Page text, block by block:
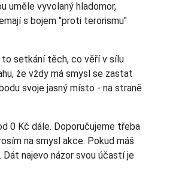
uměle vyvolaný hladomor,
s bojem "proti terorismu"
setkání těch, co věří v sílu
že vždy má smysl se zastat
svoje jasný místo - na straně
0 Kč dále. Doporučujeme třeba
na smysl akce. Pokud máš
najevo názor svou účastí je